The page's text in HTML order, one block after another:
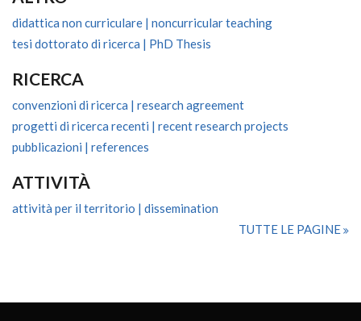
didattica non curriculare | noncurricular teaching
tesi dottorato di ricerca | PhD Thesis
RICERCA
convenzioni di ricerca | research agreement
progetti di ricerca recenti | recent research projects
pubblicazioni | references
ATTIVITÀ
attività per il territorio | dissemination
TUTTE LE PAGINE